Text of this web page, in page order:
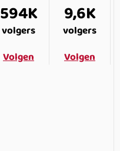
594K
volgers
Volgen
9,6K
volgers
Volgen